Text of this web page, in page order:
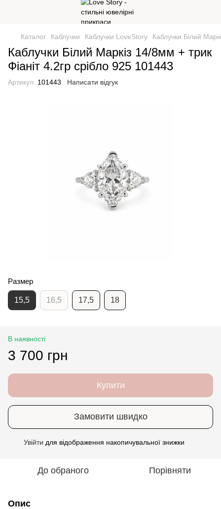
Каталог Каблучки Каблучки LoveStory Каблучки Білий
Каблучки Білий Маркіз 14/8мм + трик
Фіаніт 4.2гр срібло 925 101443
Артикул: 101443 Написати відгук
Размер
15,5 16,5 17,5 18
В наявності
3 700 грн
Купити
Замовити швидко
Увійти для відображення накопичувальної знижки
До обраного Порівняти
Опис